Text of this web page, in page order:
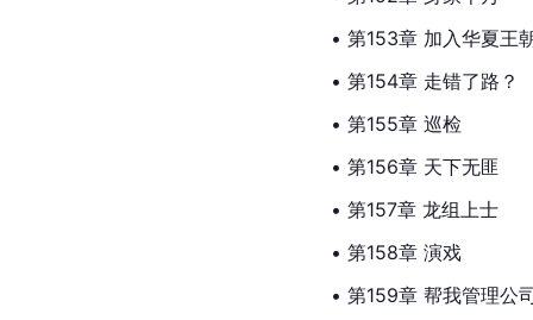
• 第153章 加入华夏王
• 第154章 走错了路？
• 第155章 巡检
• 第156章 天下无匪
• 第157章 龙组上士
• 第158章 演戏
• 第159章 帮我管理公